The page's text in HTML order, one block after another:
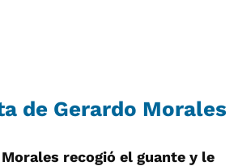
de Gerardo Morales
Morales recogió el guante y le